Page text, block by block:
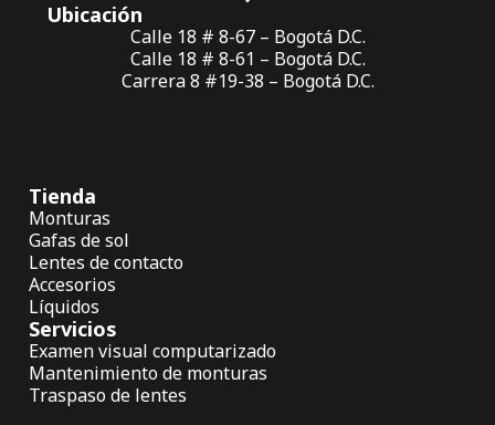
Ubicación
Calle 18 # 8-67 – Bogotá D.C.
Calle 18 # 8-61 – Bogotá D.C.
Carrera 8 #19-38 – Bogotá D.C.
Tienda
Monturas
Gafas de sol
Lentes de contacto
Accesorios
Líquidos
Servicios
Examen visual computarizado
Mantenimiento de monturas
Traspaso de lentes